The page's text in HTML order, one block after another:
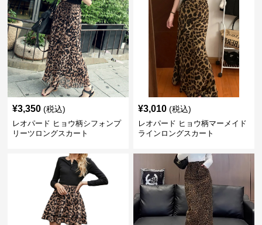
¥3,350 (税込)
レオパード ヒョウ柄シフォンプ
リーツロングスカート
¥3,010 (税込)
レオパード ヒョウ柄マーメイド
ラインロングスカート